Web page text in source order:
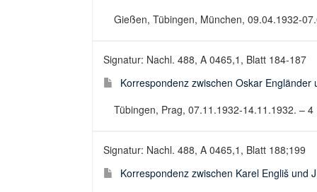
Gießen, Tübingen, München, 09.04.1932-
Signatur: Nachl. 488, A 0465,1, Blatt 184-187
Korrespondenz zwischen Oskar
Tübingen, Prag, 07.11.1932-14.11.1932. –
Signatur: Nachl. 488, A 0465,1, Blatt 188;199
Korrespondenz zwischen Karel Engliš und